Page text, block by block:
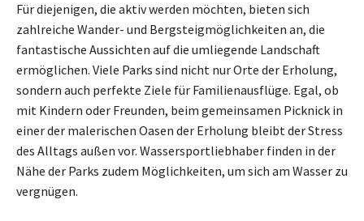
Für diejenigen, die aktiv werden möchten, bieten sich
zahlreiche Wander- und Bergsteigmöglichkeiten an, die
fantastische Aussichten auf die umliegende Landschaft
ermöglichen. Viele Parks sind nicht nur Orte der Erholung,
sondern auch perfekte Ziele für Familienausflüge. Egal, ob
mit Kindern oder Freunden, beim gemeinsamen Picknick in
einer der malerischen Oasen der Erholung bleibt der Stress
des Alltags außen vor. Wassersportliebhaber finden in der
Nähe der Parks zudem Möglichkeiten, um sich am Wasser zu
vergnügen.